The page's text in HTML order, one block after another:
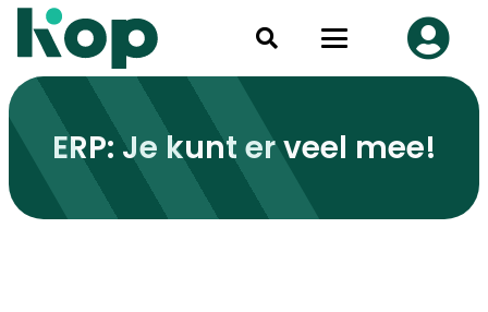
ERP: Je kunt er veel mee!